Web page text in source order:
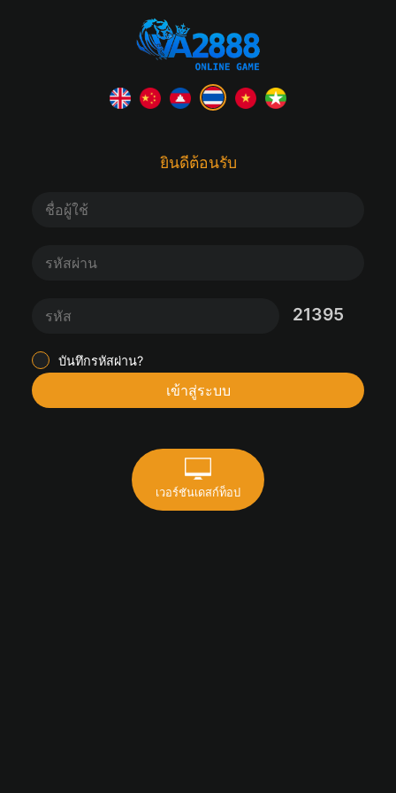
ยินดีต้อนรับ
21395
บันทึกรหัสผ่าน?
เข้าสู่ระบบ
เวอร์ชันเดสก์ท็อป